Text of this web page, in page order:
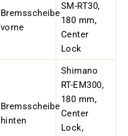
Bremsscheibe
vorne
SM-RT30,
180 mm,
Center
Lock
Bremsscheibe
hinten
Shimano
RT-EM300,
180 mm,
Center
Lock,